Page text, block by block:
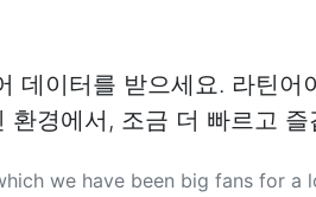
데이터를 받으세요. 라틴
경에서, 조금 더 빠르고
we have been big fans for a